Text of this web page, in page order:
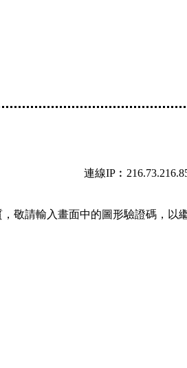
連線
敬請輸入畫面中的圖形驗證碼，以